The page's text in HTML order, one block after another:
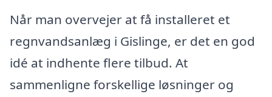
Når man overvejer at få installeret et
regnvandsanlæg i Gislinge, er det en god
idé at indhente flere tilbud. At
sammenligne forskellige løsninger og